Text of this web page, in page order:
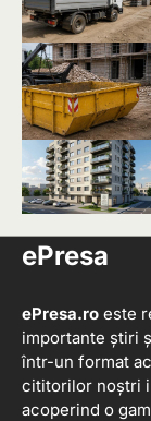
3
4
5
ePresa
ePresa.ro este
importante știri
într-un format
cititorilor noștri
acoperind o